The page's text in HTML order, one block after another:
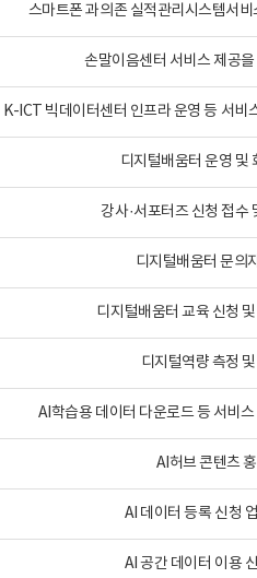
스마트폰 과의존 실적관리시스템서비
손말이음센터 서비스 제공을
K-ICT 빅데이터센터 인프라 운영 등 서비
디지털배움터 운영 및
강사·서포터즈 신청 접수
디지털배움터 문의
디지털배움터 교육 신청
디지털역량 측정 및
AI학습용 데이터 다운로드 등 서비스
AI허브 콘텐츠
AI 데이터 등록 신청
AI 공간 데이터 이용